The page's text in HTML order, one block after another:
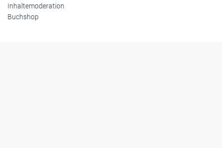
Inhaltemoderation
Buchshop